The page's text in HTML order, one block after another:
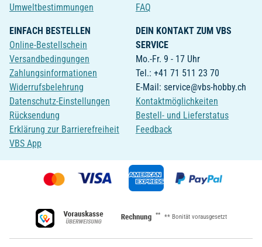
Umweltbestimmungen
FAQ
EINFACH BESTELLEN
Online-Bestellschein
Versandbedingungen
Zahlungsinformationen
Widerrufsbelehrung
Datenschutz-Einstellungen
Rücksendung
Erklärung zur Barrierefreiheit
VBS App
DEIN KONTAKT ZUM VBS
SERVICE
Mo.-Fr. 9 - 17 Uhr
Tel.: +41 71 511 23 70
E-Mail: service@vbs-hobby.ch
Kontaktmöglichkeiten
Bestell- und Lieferstatus
Feedback
** ** Bonität vorausgesetzt